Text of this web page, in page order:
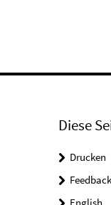
Diese
Drucken
Feedback